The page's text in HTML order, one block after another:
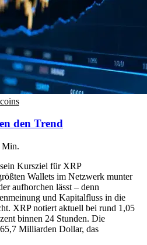
den Trend
Min.
Kursziel für XRP
Wallets im Netzwerk munter
aufhorchen lässt – denn
und Kapitalfluss in die
XRP notiert aktuell bei rund 1,05
binnen 24 Stunden. Die
Milliarden Dollar, das